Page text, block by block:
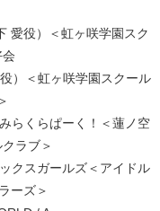
愛役）＜虹ヶ咲学園スク
）＜虹ヶ咲学園スクール
らくらぱーく！＜蓮ノ空
ラブ＞
クスガールズ＜アイドル
ーズ＞